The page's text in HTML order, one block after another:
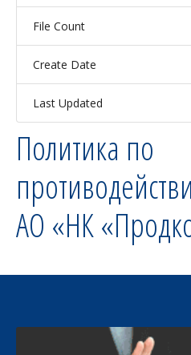
File Count
Create Date
Last Updated
Политика по
АО «НК